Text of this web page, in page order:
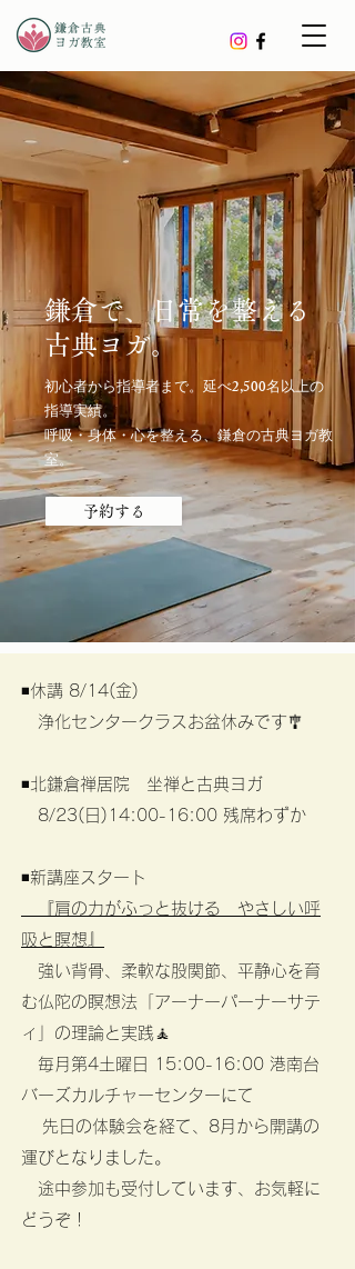
鎌倉で、日常を整える
古典ヨガ。
初心者から指導者まで。延べ2,500名以上の
指導実績。
呼吸・身体・心を整える、鎌倉の古典ヨガ教
室。
予約する
◾️休講 8/14(金)
浄化センタークラスお盆休みです🎐
◾️北鎌倉禅居院 坐禅と古典ヨガ
8/23(日)14:00-16:00 残席わずか
◾️新講座スタート ​
​ 『肩の力がふっと抜ける やさしい呼
吸と瞑想』
強い背骨、柔軟な股関節、平静心を育
む仏陀の瞑想法「アーナーパーナーサテ
ィ」の理論と実践🧘
毎月第4土曜日 15:00-16:00 港南台
バーズカルチャーセンター​にて
先日の体験会を経て、8月から開講の
運びとなりました。
​ 途中参加も受付しています、お気軽に
どうぞ！